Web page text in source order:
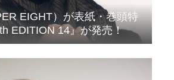
EIGHT）が表紙・巻頭特
EDITION 14』が発売！